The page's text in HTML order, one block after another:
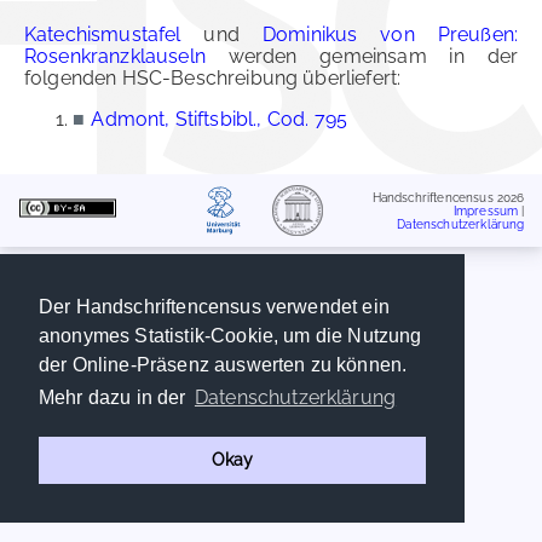
Der Handschriftencensus verwendet ein
anonymes Statistik-Cookie, um die Nutzung
der Online-Präsenz auswerten zu können.
Mehr dazu in der Datenschutzerklärung
Okay
Katechismustafelund Dominikus von Preußen:
Rosenkranzklauselnwerden gemeinsam in der
folgenden HSC-Beschreibung überliefert:
■ Admont, Stiftsbibl., Cod. 795
Handschriftencensus 2026
Impressum
Datenschutzerklärung